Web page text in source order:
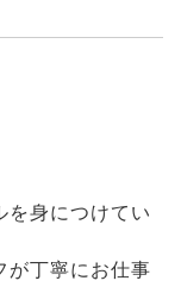
を身につけてい
が丁寧にお仕事